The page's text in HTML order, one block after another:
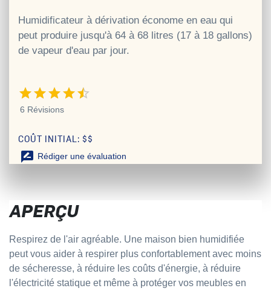
Humidificateur à dérivation économe en eau qui
peut produire jusqu'à 64 à 68 litres (17 à 18 gallons)
de vapeur d'eau par jour.
4.5 étoiles sur 5
6 Révisions
COÛT INITIAL: $$
rate_review Rédiger une évaluation
APERÇU
Respirez de l'air agréable. Une maison bien humidifiée
peut vous aider à respirer plus confortablement avec moins
de sécheresse, à réduire les coûts d'énergie, à réduire
l'électricité statique et même à protéger vos meubles en